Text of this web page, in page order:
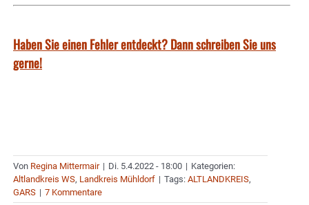
Haben Sie einen Fehler entdeckt? Dann schreiben Sie uns
gerne!
Von Regina Mittermair | Di. 5.4.2022 - 18:00 | Kategorien:
Altlandkreis WS, Landkreis Mühldorf | Tags: ALTLANDKREIS,
GARS | 7 Kommentare